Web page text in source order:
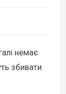
немає
збивати